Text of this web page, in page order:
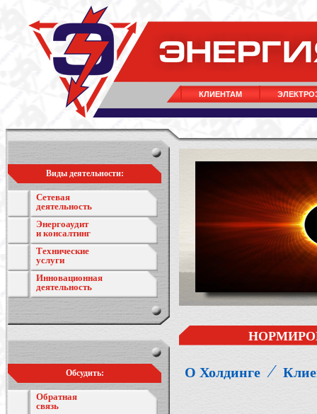
КЛИЕНТАМ
Виды деятельности:
Сетевая
деятельность
Энергоаудит
и консалтинг
Технические
услуги
Инновационная
деятельность
Обсудить:
Обратная
связь
О Холдинге ⁄